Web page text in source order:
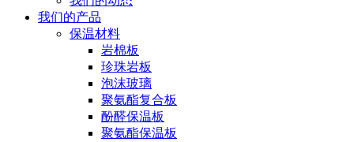
我们的产品
保温材料
岩棉板
珍珠岩板
泡沫玻璃
聚氨酯复合板
酚醛保温板
聚氨酯保温板